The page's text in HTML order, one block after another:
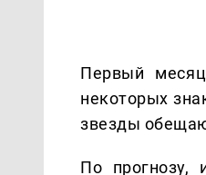
Первый
некоторых
звезды
По прогнозу,